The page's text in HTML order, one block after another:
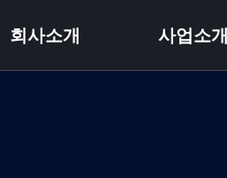
회사소개 사업소개